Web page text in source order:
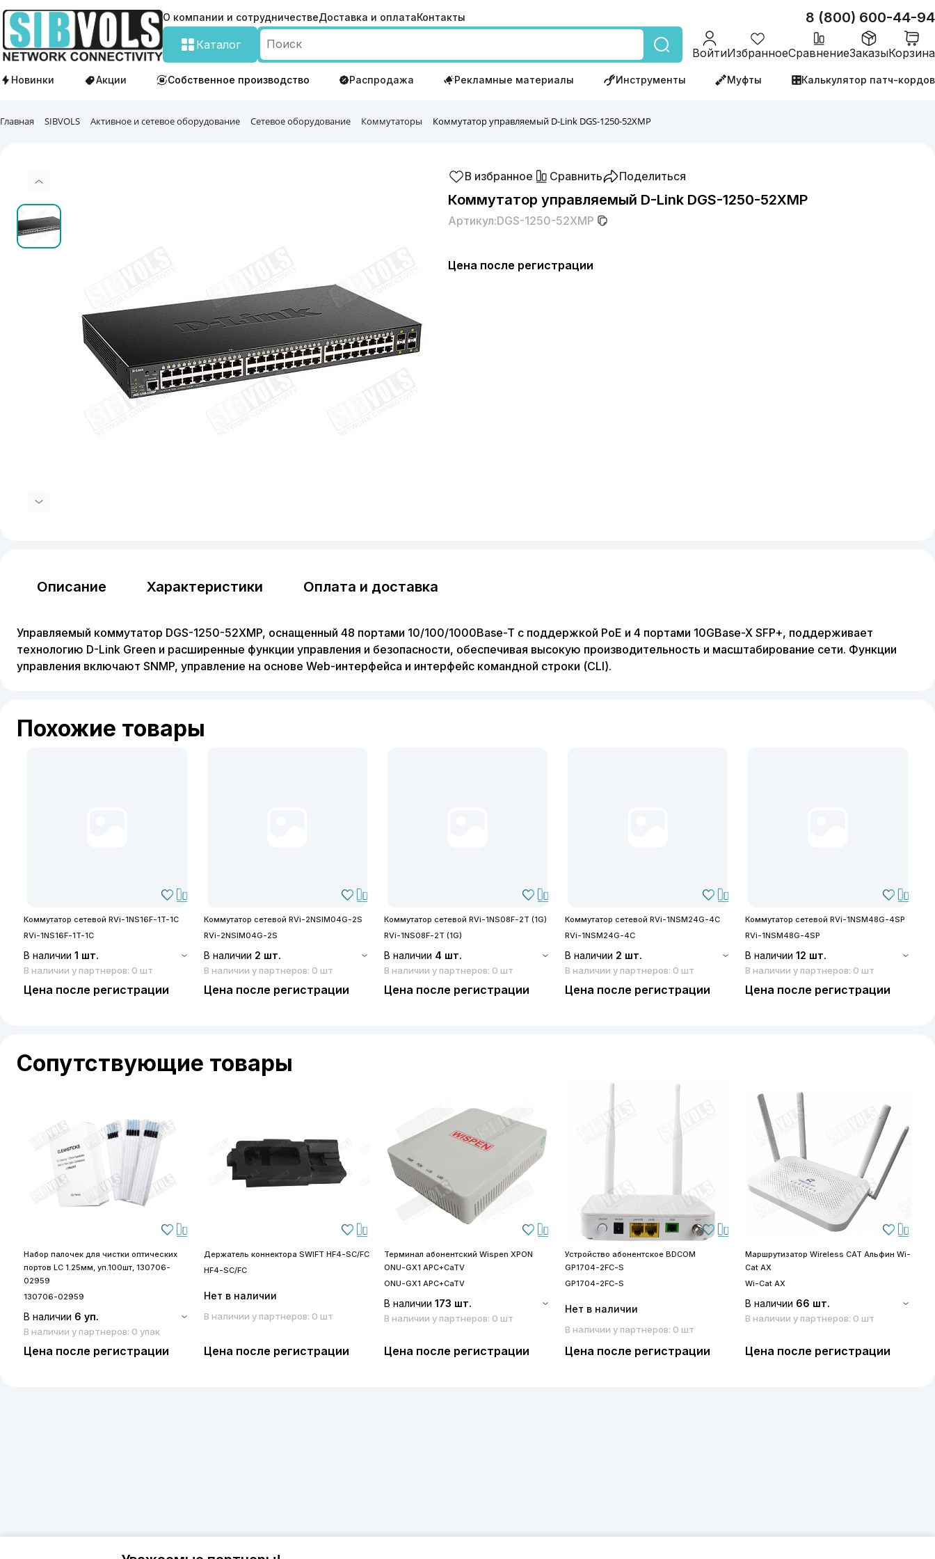
О компании и сотрудничествеДоставка и оплатаКонтакты 8 (800) 600-44-94
Каталог
ВойтиИзбранноеСравнениеЗаказыКорзина
Новинки Акции Собственное производство Распродажа Рекламные материалы Инструменты Муфты Калькулятор патч-кордов
Главная SIBVOLS Активное и сетевое оборудование Сетевое оборудование Коммутаторы Коммутатор управляемый D-Link DGS-1250-52XMP
В избранное Сравнить Поделиться
Коммутатор управляемый D-Link DGS-1250-52XMP
Артикул:DGS-1250-52XMP
Цена после регистрации
Описание Характеристики Оплата и доставка
Управляемый коммутатор DGS-1250-52XMP, оснащенный 48 портами 10/100/1000Base-T с поддержкой PoE и 4 портами 10GBase-X SFP+, поддерживает
технологию D-Link Green и расширенные функции управления и безопасности, обеспечивая высокую производительность и масштабирование сети. Функции
управления включают SNMP, управление на основе Web-интерфейса и интерфейс командной строки (CLI).
Похожие товары
Коммутатор сетевой RVi-1NS16F-1T-1C
RVi-1NS16F-1T-1C
В наличии 1 шт.
В наличии у партнеров: 0 шт
Цена после регистрации
Коммутатор сетевой RVi-2NSIM04G-2S
RVi-2NSIM04G-2S
В наличии 2 шт.
В наличии у партнеров: 0 шт
Цена после регистрации
Коммутатор сетевой RVi-1NS08F-2T (1G)
RVi-1NS08F-2T (1G)
В наличии 4 шт.
В наличии у партнеров: 0 шт
Цена после регистрации
Коммутатор сетевой RVi-1NSM24G-4C
RVi-1NSM24G-4C
В наличии 2 шт.
В наличии у партнеров: 0 шт
Цена после регистрации
Коммутатор сетевой RVi-1NSM48G-4SP
RVi-1NSM48G-4SP
В наличии 12 шт.
В наличии у партнеров: 0 шт
Цена после регистрации
Сопутствующие товары
Набор палочек для чистки оптических
портов LC 1.25мм, уп.100шт, 130706-
02959
130706-02959
В наличии 6 уп.
В наличии у партнеров: 0 упак
Цена после регистрации
Держатель коннектора SWIFT HF4-SC/FC
HF4-SC/FC
Нет в наличии
В наличии у партнеров: 0 шт
Цена после регистрации
Терминал абонентский Wispen XPON
ONU-GX1 APC+CaTV
ONU-GX1 APC+CaTV
В наличии 173 шт.
В наличии у партнеров: 0 шт
Цена после регистрации
Устройство абонентское BDCOM
GP1704-2FC-S
GP1704-2FC-S
Нет в наличии
В наличии у партнеров: 0 шт
Цена после регистрации
Маршрутизатор Wireless CAT Альфин Wi-
Cat AX
Wi-Cat AX
В наличии 66 шт.
В наличии у партнеров: 0 шт
Цена после регистрации